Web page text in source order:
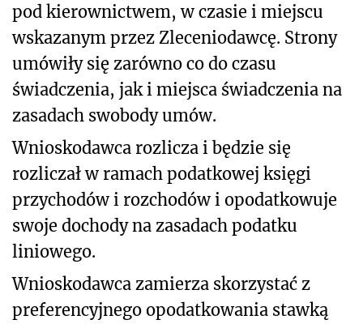
pod kierownictwem, w czasie i miejscu
wskazanym przez Zleceniodawcę. Strony
umówiły się zarówno co do czasu
świadczenia, jak i miejsca świadczenia na
zasadach swobody umów.
Wnioskodawca rozlicza i będzie się
rozliczał w ramach podatkowej księgi
przychodów i rozchodów i opodatkowuje
swoje dochody na zasadach podatku
liniowego.
Wnioskodawca zamierza skorzystać z
preferencyjnego opodatkowania stawką